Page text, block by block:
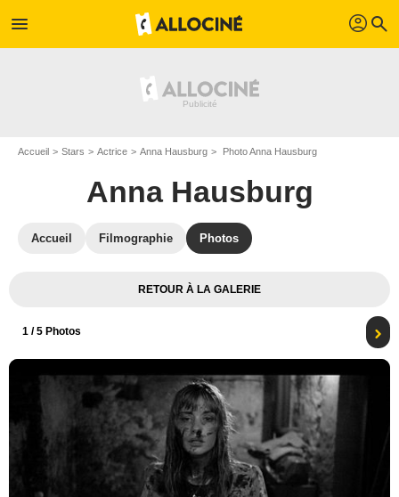
menu profil search
Accueil Stars Actrice Anna Hausburg Photo Anna Hausburg
Anna Hausburg
Accueil Filmographie Photos
RETOUR À LA GALERIE
1 / 5 Photos